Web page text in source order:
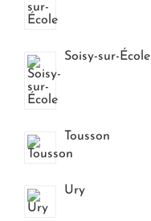
Soisy-sur-École
Tousson
Ury